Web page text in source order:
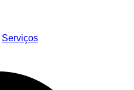
Serviços